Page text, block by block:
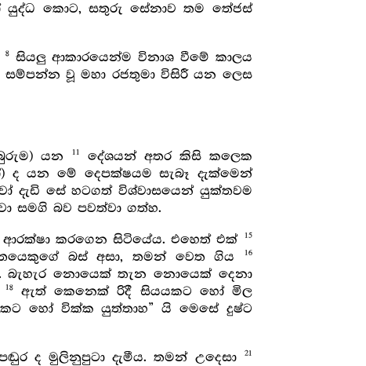
යුද්ධ කොට, සතුරු සේනාව තම තේජස්
8සියලු ආකාරයෙන්ම විනාශ වීමේ කාලය
සම්පන්න වූ මහා රජතුමා විසිරී යන ලෙස
යන 11
දේශයන් අතර කිසි කලෙක
යන මේ දෙපක්ෂයම සැබෑ දැක්මෙන්
දැඩි සේ හටගත් විශ්වාසයෙන් යුක්තවම
සමගි බව පවත්වා ගත්හ.
ආරක්ෂා කරගෙන සිටියේය. එහෙත් එක් 15
බස් අසා, තමන් වෙත ගිය 16
බැහැර නොයෙක් තැන නොයෙක් දෙනා
18
ඇත් කෙනෙක් රිදී සියයකට හෝ මිල
හෝ වික්ක යුත්තාහ” යි මෙසේ දුෂ්ට
ද මුලිනුපුටා දැමීය. තමන් උදෙසා 21